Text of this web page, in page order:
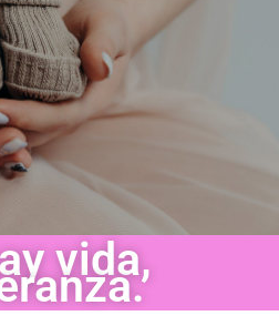
vida,